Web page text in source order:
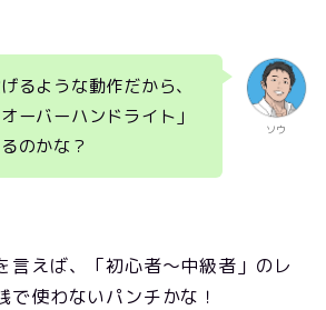
ソウ
るような動作だから、
ーバーハンドライト」
のかな？
言えば、「初心者～中級者」のレ
で使わないパンチかな！